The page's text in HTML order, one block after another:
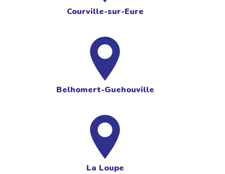
Courville-sur-Eure
Belhomert-Guehouville
La Loupe